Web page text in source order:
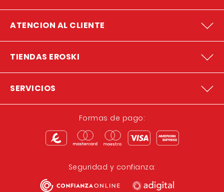
ATENCION AL CLIENTE
TIENDAS EROSKI
SERVICIOS
Formas de pago:
Seguridad y confianza: